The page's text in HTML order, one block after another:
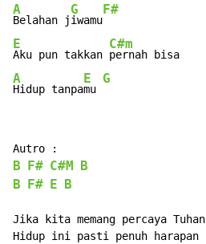
A
Belahan j
G
iwamu
F#
E
Aku pun takkan
C#m
A
Hidup tanpa
E
mu
G
B F# C#M
B
B
F# E B
Jika kita memang percaya Tuhan
Hidup ini pasti penuh harapan